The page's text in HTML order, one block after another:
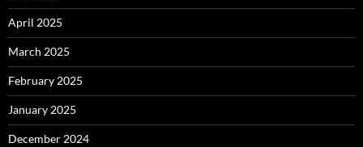
April 2025
March 2025
February 2025
January 2025
December 2024